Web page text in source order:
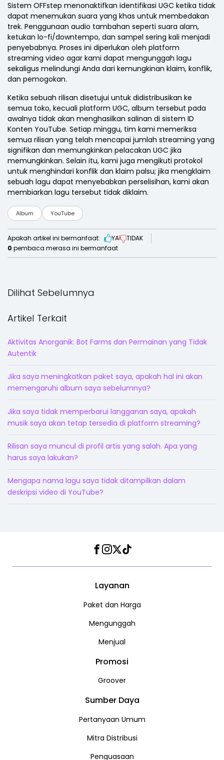
Sistem OFFstep menonaktifkan identifikasi UGC ketika tidak
dapat menemukan suara yang khas untuk membedakan
trek. Penggunaan audio tambahan seperti suara alam,
ketukan lo-fi/downtempo, dan sampel sering kali menjadi
penyebabnya. Proses ini diperlukan oleh platform
streaming video agar kami dapat mengunggah lagu
sekaligus melindungi Anda dari kemungkinan klaim, konflik,
dan pemogokan.
Ketika sebuah rilisan disetujui untuk didistribusikan ke
semua toko, kecuali platform UGC, album tersebut pada
awalnya tidak akan menghasilkan salinan di sistem ID
Konten YouTube. Setiap minggu, tim kami memeriksa
semua rilisan yang telah mencapai jumlah streaming yang
signifikan dan memungkinkan pelacakan UGC jika
memungkinkan. Selain itu, kami juga mengikuti protokol
untuk menghindari konflik dan klaim palsu; jika mengklaim
sebuah lagu dapat menyebabkan perselisihan, kami akan
membiarkan lagu tersebut tidak diklaim.
Album YouTube
Apakah artikel ini bermanfaat: YA
TIDAK
0 pembaca merasa ini bermanfaat
Dilihat Sebelumnya
Artikel Terkait
Aktivitas Anorganik: Bot Farms dan Permainan yang Tidak
Autentik
Jika saya meningkatkan paket saya, apakah hal ini akan
memengaruhi album saya sebelumnya?
Jika saya tidak memperbarui langganan saya, apakah
musik saya akan tetap tersedia di platform streaming?
Rilisan saya muncul di profil artis yang salah. Apa yang
harus saya lakukan?
Mengapa nama lagu saya tidak ditampilkan dalam
deskripsi video di YouTube?
Facebook
Instagram
Twitter
TikTok
Layanan
Paket dan Harga
Mengunggah
Menjual
Promosi
Groover
Sumber Daya
Pertanyaan Umum
Mitra Distribusi
Penguasaan